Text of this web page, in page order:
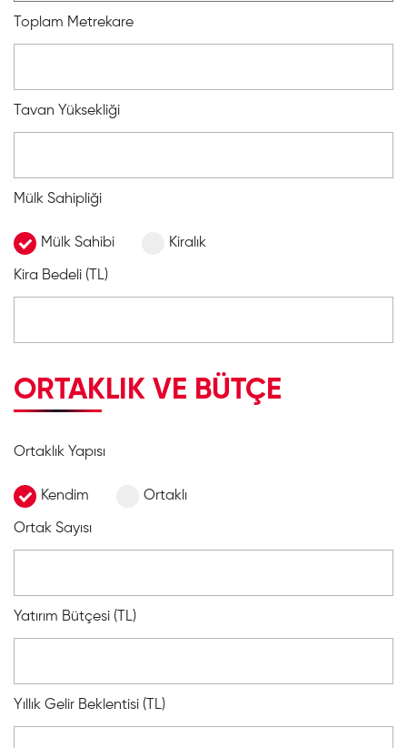
Toplam Metrekare
Tavan Yüksekliği
Mülk Sahipliği
Mülk Sahibi Kiralık
Kira Bedeli (TL)
ORTAKLIK VE BÜTÇE
Ortaklık Yapısı
Kendim Ortaklı
Ortak Sayısı
Yatırım Bütçesi (TL)
Yıllık Gelir Beklentisi (TL)